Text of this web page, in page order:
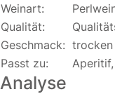
Weinart:
Qualität:
Geschmack: trocken
Passt zu:
Analyse